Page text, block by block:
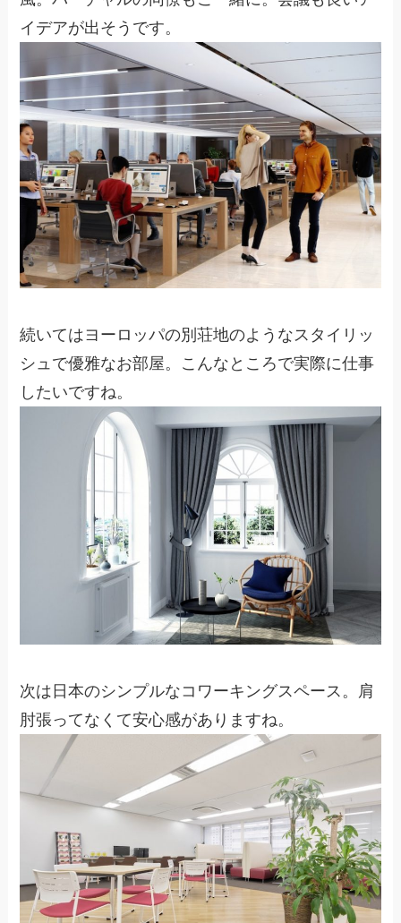
イデアが出そうです。
続いてはヨーロッパの別荘地のようなスタイリッ
シュで優雅なお部屋。こんなところで実際に仕事
したいですね。
次は日本のシンプルなコワーキングスペース。肩
肘張ってなくて安心感がありますね。